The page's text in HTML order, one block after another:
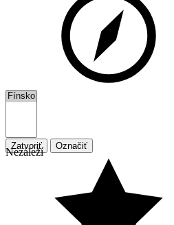
Zatvoriť Označiť
Nezáleží